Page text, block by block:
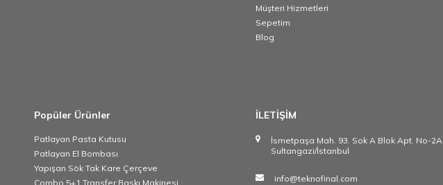
Müşteri Hizmetleri
Sepetim
Blog
Popüler Ürünler
Patlayan Pasta Kutusu
Patlayan El Bombası
Yapışan Sök Tak Kare Çerçeve
Combo 5+1 Transfer Baskı Makinesi
İLETİŞİM
İsmetpaşa Mah. 93. Sok A Blok Apt. No-2A
Sultangazi/İstanbul
info@teknofinal.com